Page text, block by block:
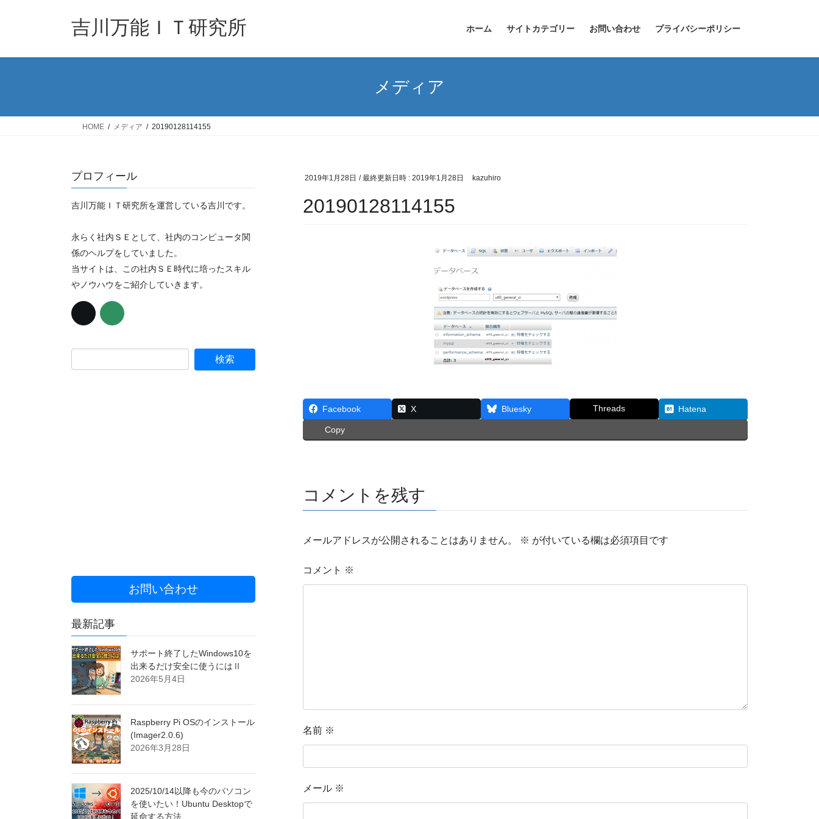
吉川万能ＩＴ研究所 ホーム サイトカテゴリー お問い合わせ プライバシーポリシー
メディア
HOME メディア 20190128114155
2019年1月28日 / 最終更新日時 : 2019年1月28日 kazuhiro
20190128114155
Facebook X Bluesky Threads Hatena
Copy
コメントを残す
メールアドレスが公開されることはありません。 ※ が付いている欄は必須項目です
コメント ※
名前 ※
メール ※
プロフィール
吉川万能ＩＴ研究所を運営している吉川です。
永らく社内ＳＥとして、社内のコンピュータ関
係のヘルプをしていました。
当サイトは、この社内ＳＥ時代に培ったスキル
やノウハウをご紹介していきます。
お問い合わせ
最新記事
サポート終了したWindows10を
出来るだけ安全に使うにはⅡ
2026年5月4日
Raspberry Pi OSのインストール
(Imager2.0.6)
2026年3月28日
2025/10/14以降も今のパソコン
を使いたい！Ubuntu Desktopで
延命する方法